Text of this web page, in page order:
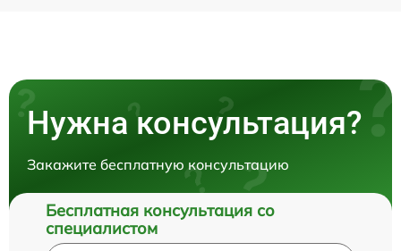
Нужна консультация?
Закажите бесплатную консультацию
Бесплатная консультация со
специалистом